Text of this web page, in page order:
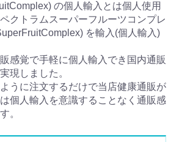
の個人輸入とは個人使用
クトラムスーパーフルーツコンプレ
を輸入(個人輸入)
感覚で手軽に個人輸入でき国内通販
現しました。
うに注文するだけで当店健康通販が
個人輸入を意識することなく通販感
。